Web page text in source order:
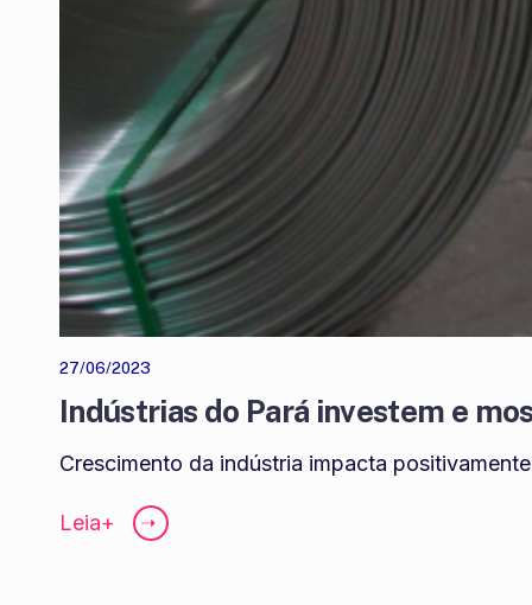
27/06/2023
Indústrias do Pará investem e
Crescimento da indústria impacta
Leia+ ➝